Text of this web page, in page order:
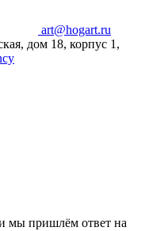
art@hogart.ru
дом 18, корпус 1,
мы пришлём ответ на